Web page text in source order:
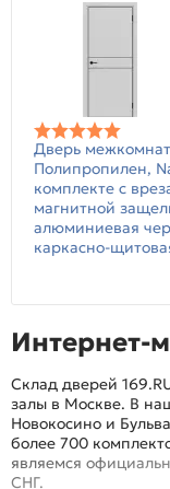
Дверь
Полипропилен,
комплекте с
магнитной
алюминиевая
каркасно-
Интернет-
Склад дверей
залы в Москве. В
Новокосино и
более 700
являемся
СНГ.